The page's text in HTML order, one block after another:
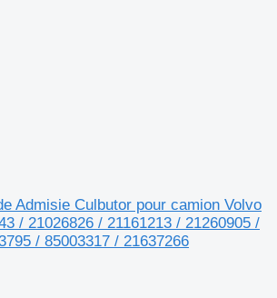
Admisie Culbutor pour camion Volvo
/ 21026826 / 21161213 / 21260905 /
/ 85003317 / 21637266